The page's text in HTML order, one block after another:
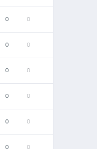
0 0
0 0
0 0
0 0
0 0
0 0